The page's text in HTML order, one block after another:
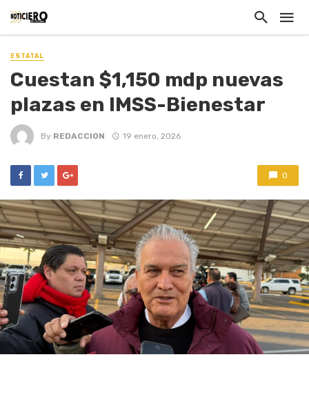
ESTATAL
Cuestan $1,150 mdp nuevas
plazas en IMSS-Bienestar
By REDACCION 19 enero, 2026
0